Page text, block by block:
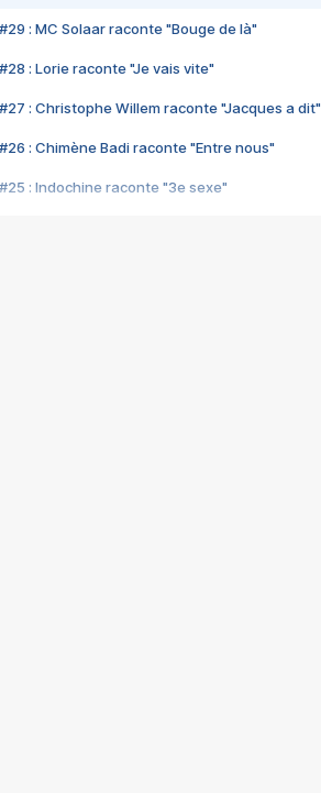
#29 : MC Solaar raconte "Bouge de là"
#28 : Lorie raconte "Je vais vite"
#27 : Christophe Willem raconte "Jacques a dit"
#26 : Chimène Badi raconte "Entre nous"
#25 : Indochine raconte "3e sexe"